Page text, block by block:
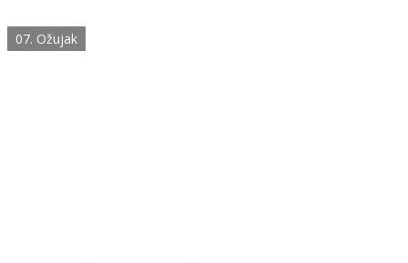
07. Ožujak